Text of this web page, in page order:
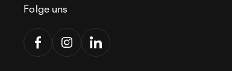
Folge uns